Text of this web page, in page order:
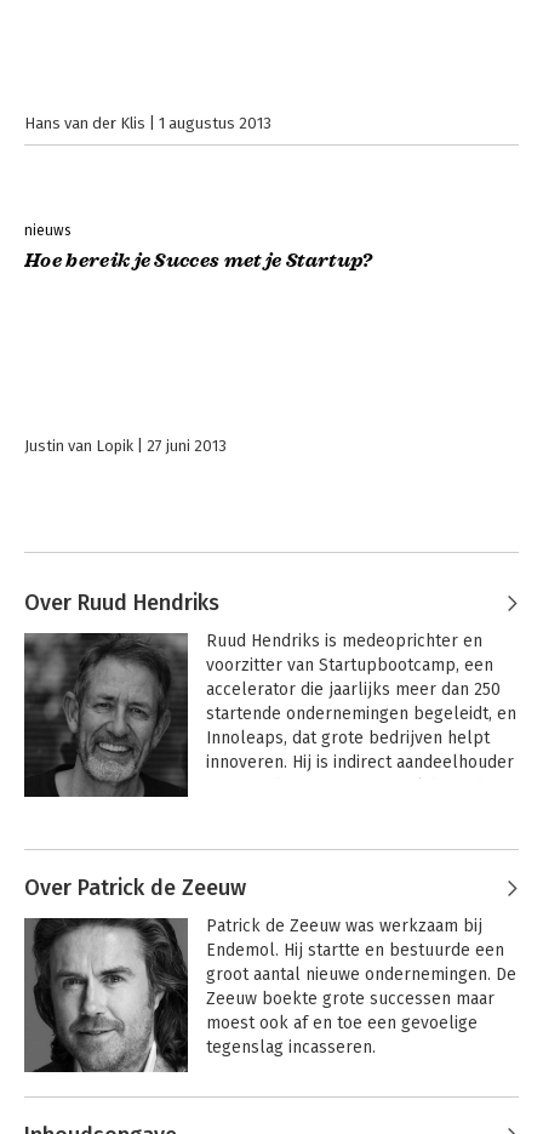
Hans van der Klis 1 augustus 2013
nieuws
Hoe bereik je Succes met je Startup?
Justin van Lopik 27 juni 2013
Over Ruud Hendriks
Ruud Hendriks is medeoprichter en
voorzitter van Startupbootcamp, een
accelerator die jaarlijks meer dan 250
startende ondernemingen begeleidt, en
Innoleaps, dat grote bedrijven helpt
innoveren. Hij is indirect aandeelhouder
adviseur van reclame- en
medeoprichter van Sky Radio, Radio 10
en de televisiezenders RTL 4 en RTL 5.
Hij was ook de eerste algemeen
directeur van NBC Europe en CNBC in
Londen.
Over Patrick de Zeeuw
Patrick de Zeeuw was werkzaam bij
Endemol. Hij startte en bestuurde een
groot aantal nieuwe ondernemingen. De
Zeeuw boekte grote successen maar
moest ook af en toe een gevoelige
tegenslag incasseren.
Andere boeken door Patrick de